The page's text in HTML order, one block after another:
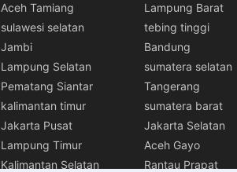
Aceh Tamiang
Lampung Barat
sulawesi selatan
tebing tinggi
Jambi
Bandung
Lampung Selatan
sumatera selatan
Pematang Siantar
Tangerang
kalimantan timur
sumatera barat
Jakarta Pusat
Jakarta Selatan
Lampung Timur
Aceh Gayo
Kalimantan Selatan Rantau Prapat